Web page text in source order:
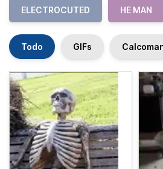
ELECTROCUTED HE MAN
Todo GIFs